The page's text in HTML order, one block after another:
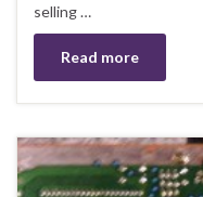
selling …
Read more